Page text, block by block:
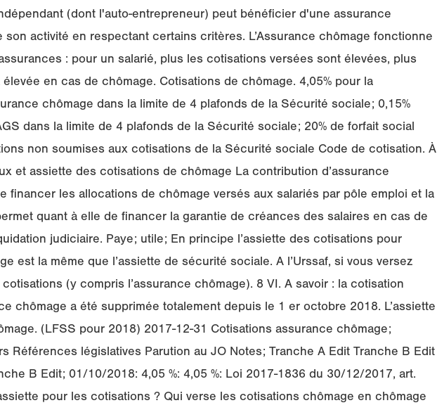
(dont l'auto-entrepreneur) peut bénéficier d'une assurance
activité en respectant certains critères. L’Assurance chômage fonctionne
: pour un salarié, plus les cotisations versées sont élevées, plus
en cas de chômage. Cotisations de chômage. 4,05% pour la
chômage dans la limite de 4 plafonds de la Sécurité sociale; 0,15%
dans la limite de 4 plafonds de la Sécurité sociale; 20% de forfait social
non soumises aux cotisations de la Sécurité sociale Code de cotisation. À
et assiette des cotisations de chômage La contribution d’assurance
financer les allocations de chômage versés aux salariés par pôle emploi et la
quant à elle de financer la garantie de créances des salaires en cas de
judiciaire. Paye; utile; En principe l’assiette des cotisations pour
est la même que l’assiette de sécurité sociale. A l’Urssaf, si vous versez
(y compris l’assurance chômage). 8 VI. A savoir : la cotisation
chômage a été supprimée totalement depuis le 1 er octobre 2018. L’assiette
(LFSS pour 2018) 2017-12-31 Cotisations assurance chômage;
Références législatives Parution au JO Notes; Tranche A Edit Tranche B Edit
B Edit; 01/10/2018: 4,05 %: 4,05 %: Loi 2017-1836 du 30/12/2017, art.
pour les cotisations ? Qui verse les cotisations chômage en chômage